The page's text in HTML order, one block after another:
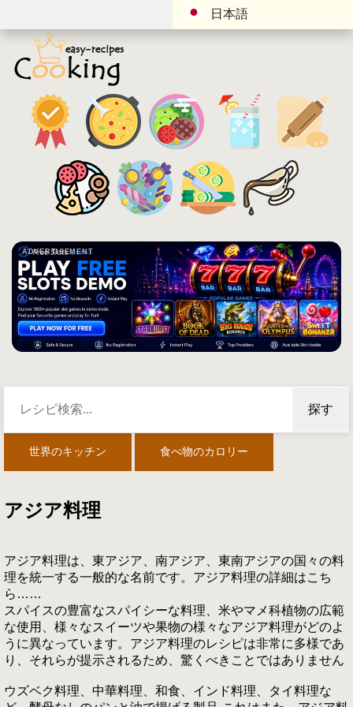
日本語
ADVERTISEMENT
探す
世界のキッチン 食べ物のカロリー
アジア料理
アジア料理は、東アジア、南アジア、東南アジアの国々の料
理を統一する一般的な名前です。アジア料理の詳細はこち
ら……
スパイスの豊富なスパイシーな料理、米やマメ科植物の広範
な使用、様々なスイーツや果物の様々なアジア料理がどのよ
うに異なっています。アジア料理のレシピは非常に多様であ
り、それらが提示されるため、驚くべきことではありません
ウズベク料理、中華料理、和食、インド料理、タイ料理な